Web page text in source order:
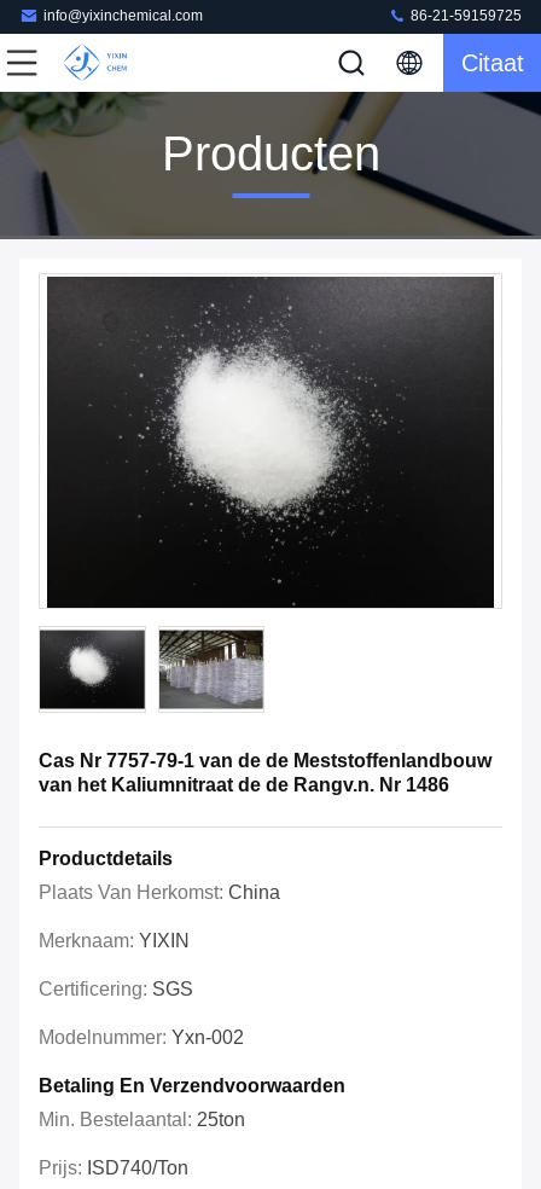
info@yixinchemical.com 86-21-59159725
Citaat
Producten
Cas Nr 7757-79-1 van de de Meststoffenlandbouw
van het Kaliumnitraat de de Rangv.n. Nr 1486
Productdetails
Plaats Van Herkomst: China
Merknaam: YIXIN
Certificering: SGS
Modelnummer: Yxn-002
Betaling En Verzendvoorwaarden
Min. Bestelaantal: 25ton
Prijs: ISD740/ton